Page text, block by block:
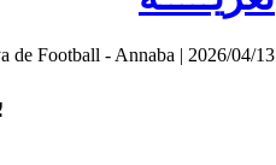
de Football - Annaba | 2026/04/13